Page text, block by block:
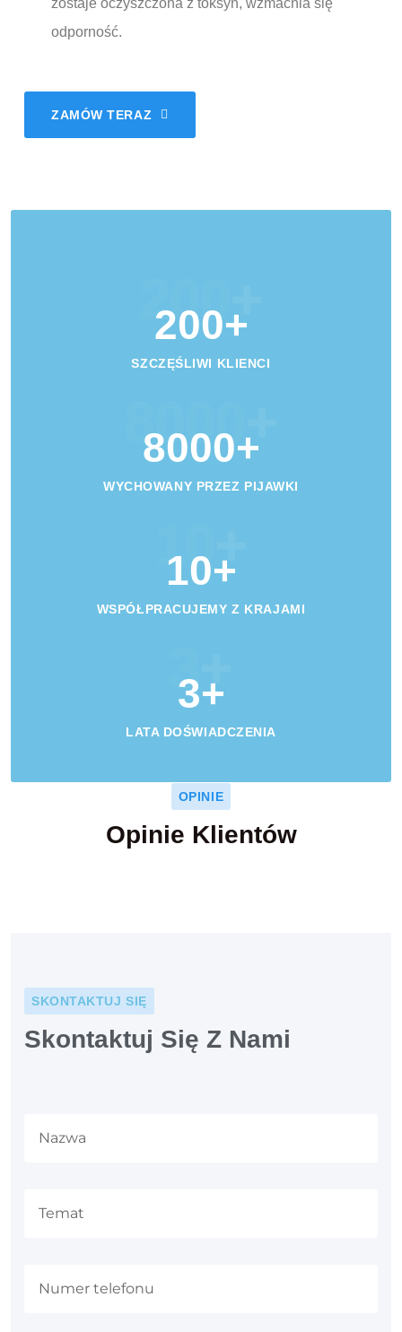
zostaje oczyszczona z toksyn, wzmacnia się
odporność.
ZAMÓW TERAZ
200+
200 +
SZCZĘŚLIWI KLIENCI
8000+
8000 +
WYCHOWANY PRZEZ PIJAWKI
10+
10 +
WSPÓŁPRACUJEMY Z KRAJAMI
3+
3 +
LATA DOŚWIADCZENIA
OPINIE
Opinie Klientów
SKONTAKTUJ SIĘ
Skontaktuj Się Z Nami